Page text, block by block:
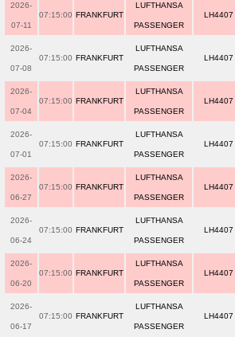
2026-
07-11
07:15:00 FRANKFURT
LUFTHANSA
PASSENGER
LH4407
2026-
07-08
07:15:00 FRANKFURT
LUFTHANSA
PASSENGER
LH4407
2026-
07-04
07:15:00 FRANKFURT
LUFTHANSA
PASSENGER
LH4407
2026-
07-01
07:15:00 FRANKFURT
LUFTHANSA
PASSENGER
LH4407
2026-
06-27
07:15:00 FRANKFURT
LUFTHANSA
PASSENGER
LH4407
2026-
06-24
07:15:00 FRANKFURT
LUFTHANSA
PASSENGER
LH4407
2026-
06-20
07:15:00 FRANKFURT
LUFTHANSA
PASSENGER
LH4407
2026-
06-17
07:15:00 FRANKFURT
LUFTHANSA
PASSENGER
LH4407